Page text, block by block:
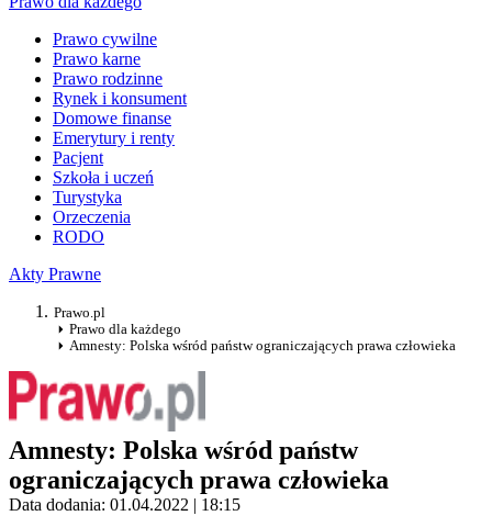
Prawo cywilne
Prawo karne
Prawo rodzinne
Rynek i konsument
Domowe finanse
Emerytury i renty
Pacjent
Szkoła i uczeń
Turystyka
Orzeczenia
RODO
Akty Prawne
Prawo.pl
Prawo dla każdego
Amnesty: Polska wśród państw ograniczających prawa człowieka
Amnesty: Polska wśród państw
ograniczających prawa człowieka
Data dodania: 01.04.2022 | 18:15